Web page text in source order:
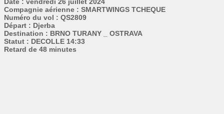
Compagnie aérienne : SMARTWINGS TCHEQUE
Numéro du vol : QS2809
Départ : Djerba
Destination : BRNO TURANY _ OSTRAVA
Statut : DECOLLE 14:33
Retard de 48 minutes